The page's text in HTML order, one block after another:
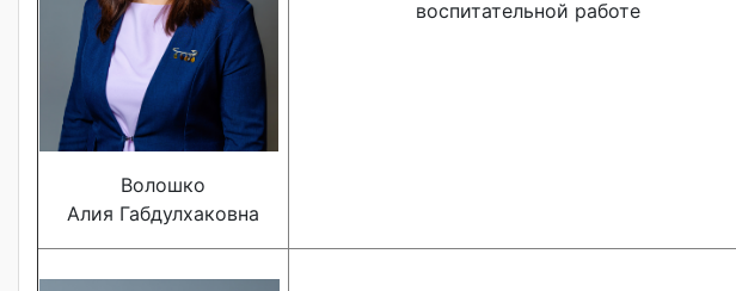
Волошко
Алия Габдулхаковна
воспитательной работе